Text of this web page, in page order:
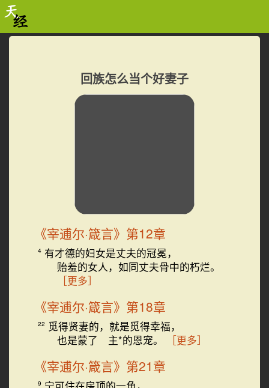
回族怎么当个好妻子
《宰逋尔·箴言》第12章
4 有才德的妇女是丈夫的冠冕，
贻羞的女人，如同丈夫骨中的朽烂。
［更多］
《宰逋尔·箴言》第18章
22 觅得贤妻的，就是觅得幸福，
也是蒙了 主*的恩宠。
［更多］
《宰逋尔·箴言》第21章
9